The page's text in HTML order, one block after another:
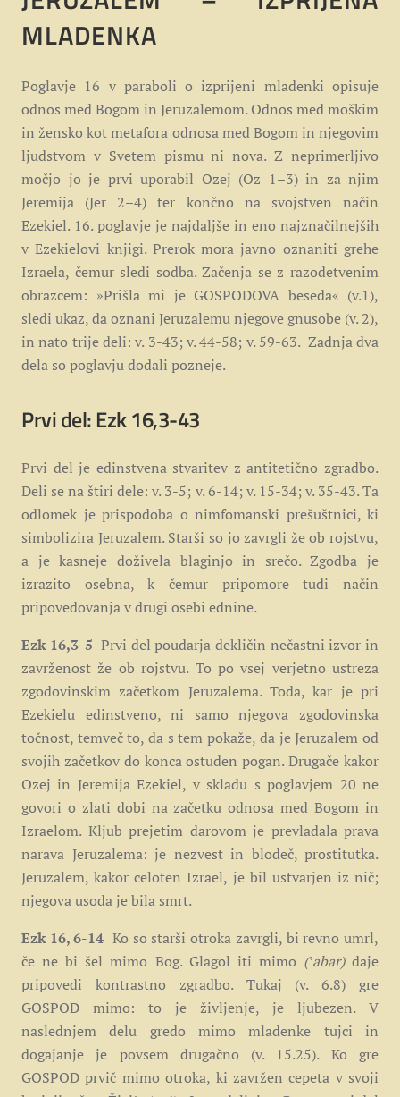
MLADENKA
Poglavje 16 v paraboli o izprijeni mladenki opisuje
odnos med Bogom in Jeruzalemom. Odnos med moškim
in žensko kot metafora odnosa med Bogom in njegovim
ljudstvom v Svetem pismu ni nova. Z neprimerljivo
močjo jo je prvi uporabil Ozej (Oz 1–3) in za njim
Jeremija (Jer 2–4) ter končno na svojstven način
Ezekiel. 16. poglavje je najdaljše in eno najznačilnejših
v Ezekielovi knjigi. Prerok mora javno oznaniti grehe
Izraela, čemur sledi sodba. Začenja se z razodetvenim
obrazcem: »Prišla mi je GOSPODOVA beseda« (v.1),
sledi ukaz, da oznani Jeruzalemu njegove gnusobe (v. 2),
in nato trije deli: v. 3-43; v. 44-58; v. 59-63. Zadnja dva
dela so poglavju dodali pozneje.
Prvi del: Ezk 16,3-43
Prvi del je edinstvena stvaritev z antitetično zgradbo.
Deli se na štiri dele: v. 3-5; v. 6-14; v. 15-34; v. 35-43. Ta
odlomek je prispodoba o nimfomanski prešuštnici, ki
simbolizira Jeruzalem. Starši so jo zavrgli že ob rojstvu,
a je kasneje doživela blaginjo in srečo. Zgodba je
izrazito osebna, k čemur pripomore tudi način
pripovedovanja v drugi osebi ednine.
Ezk 16,3-5 Prvi del poudarja dekličin nečastni izvor in
zavrženost že ob rojstvu. To po vsej verjetno ustreza
zgodovinskim začetkom Jeruzalema. Toda, kar je pri
Ezekielu edinstveno, ni samo njegova zgodovinska
točnost, temveč to, da s tem pokaže, da je Jeruzalem od
svojih začetkov do konca ostuden pogan. Drugače kakor
Ozej in Jeremija Ezekiel, v skladu s poglavjem 20 ne
govori o zlati dobi na začetku odnosa med Bogom in
Izraelom. Kljub prejetim darovom je prevladala prava
narava Jeruzalema: je nezvest in blodeč, prostitutka.
Jeruzalem, kakor celoten Izrael, je bil ustvarjen iz nič;
njegova usoda je bila smrt.
Ezk 16, 6-14 Ko so starši otroka zavrgli, bi revno umrl,
če ne bi šel mimo Bog. Glagol iti mimo (ʽabar)daje
pripovedi kontrastno zgradbo. Tukaj (v. 6.8) gre
GOSPOD mimo: to je življenje, je ljubezen. V
naslednjem delu gredo mimo mladenke tujci in
dogajanje je povsem drugačno (v. 15.25). Ko gre
GOSPOD prvič mimo otroka, ki zavržen cepeta v svoji